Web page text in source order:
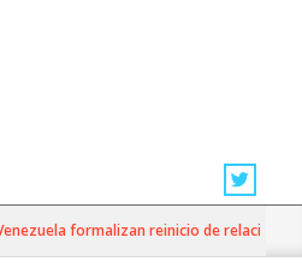
formalizan reinicio de relaciones